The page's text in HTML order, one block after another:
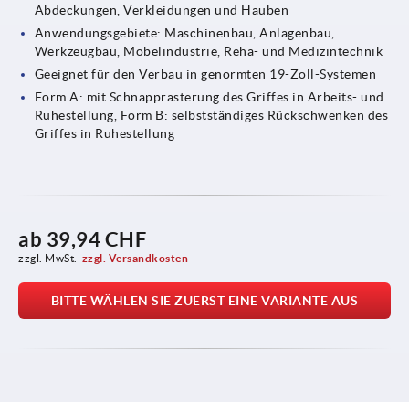
Abdeckungen, Verkleidungen und Hauben
Anwendungsgebiete: Maschinenbau, Anlagenbau,
Werkzeugbau, Möbelindustrie, Reha- und Medizintechnik
Geeignet für den Verbau in genormten 19-Zoll-Systemen
Form A: mit Schnapprasterung des Griffes in Arbeits- und
Ruhestellung, Form B: selbstständiges Rückschwenken des
Griffes in Ruhestellung
ab 39,94 CHF
zzgl. MwSt. zzgl. Versandkosten
BITTE WÄHLEN SIE ZUERST EINE VARIANTE AUS